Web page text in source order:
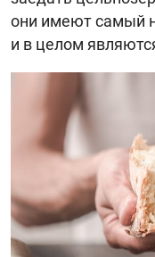
они имеют самый
и в целом